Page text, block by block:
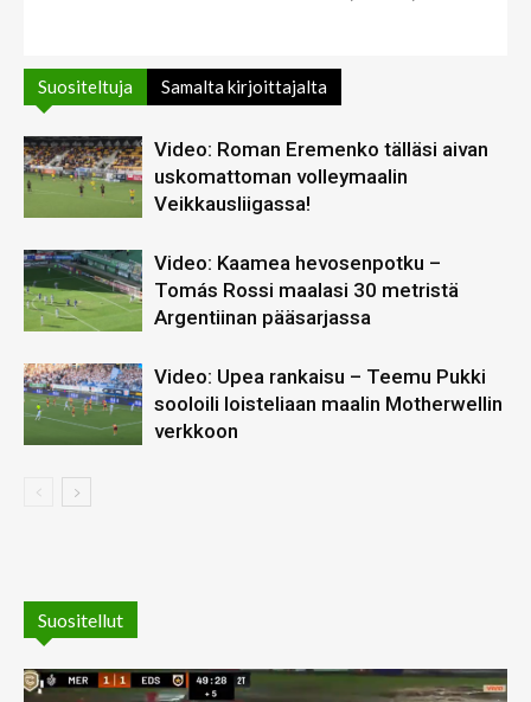
Suositeltuja Samalta kirjoittajalta
Video: Roman Eremenko tälläsi aivan
uskomattoman volleymaalin
Veikkausliigassa!
Video: Kaamea hevosenpotku –
Tomás Rossi maalasi 30 metristä
Argentiinan pääsarjassa
Video: Upea rankaisu – Teemu Pukki
sooloili loisteliaan maalin Motherwellin
verkkoon
Suositellut